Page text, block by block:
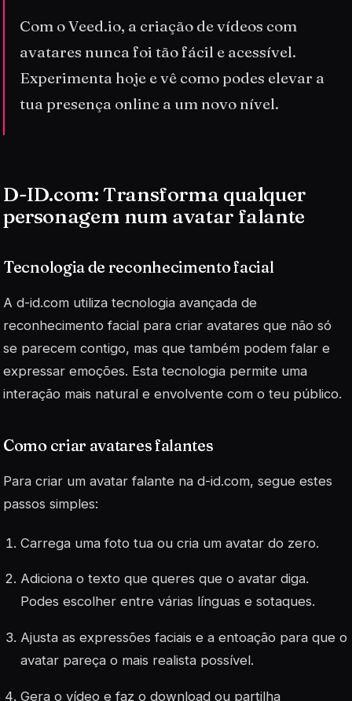
Com o Veed.io, a criação de vídeos com
avatares nunca foi tão fácil e acessível.
Experimenta hoje e vê como podes elevar a
tua presença online a um novo nível.
D-ID.com: Transforma qualquer
personagem num avatar falante
Tecnologia de reconhecimento facial
A d-id.com utiliza tecnologia avançada de
reconhecimento facial para criar avatares que não só
se parecem contigo, mas que também podem falar e
expressar emoções. Esta tecnologia permite uma
interação mais natural e envolvente com o teu público.
Como criar avatares falantes
Para criar um avatar falante na d-id.com, segue estes
passos simples:
Carrega uma foto tua ou cria um avatar do zero.
Adiciona o texto que queres que o avatar diga.
Podes escolher entre várias línguas e sotaques.
Ajusta as expressões faciais e a entoação para que o
avatar pareça o mais realista possível.
Gera o vídeo e faz o download ou partilha